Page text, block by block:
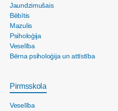
Jaundzimušais
Bēbītis
Mazulis
Psiholoģija
Veselība
Bērna psiholoģija un attīstība
Pirmsskola
Veselība